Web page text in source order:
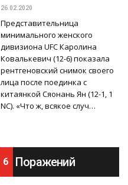
26.02.2020
Представительница
минимального женского
дивизиона UFC Каролина
Ковалькевич (12-6) показала
рентгеновский снимок своего
лица после поединка с
китаянкой Сяонань Ян (12-1, 1
NC). «Что ж, всякое случ…
6 Поражений